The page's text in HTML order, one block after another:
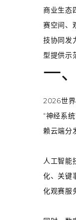
商业生态
赛空间、
技协同发
型提供示
一
2026世
“神经系
赖云端分
人工智能
化、关键
化观赛服